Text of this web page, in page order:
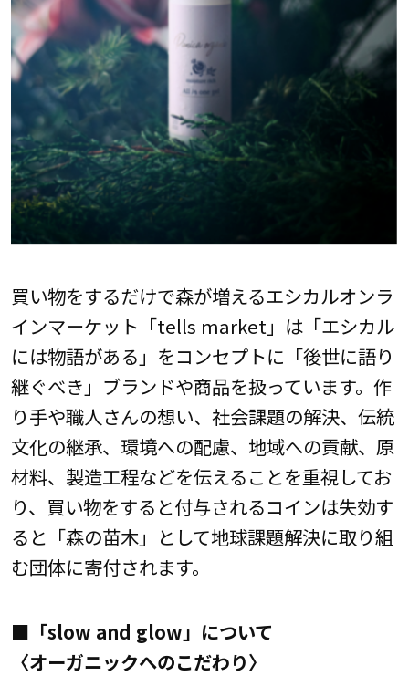
買い物をするだけで森が増えるエシカルオンラ
インマーケット「tells market」は「エシカル
には物語がある」をコンセプトに「後世に語り
継ぐべき」ブランドや商品を扱っています。作
り手や職人さんの想い、社会課題の解決、伝統
文化の継承、環境への配慮、地域への貢献、原
材料、製造工程などを伝えることを重視してお
り、買い物をすると付与されるコインは失効す
ると「森の苗木」として地球課題解決に取り組
む団体に寄付されます。
■「slow and glow」について
〈オーガニックへのこだわり〉